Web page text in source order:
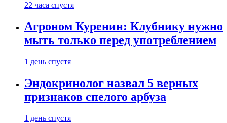
22 часа спустя
Агроном Куренин: Клубнику нужно
мыть только перед употреблением
1 день спустя
Эндокринолог назвал 5 верных
признаков спелого арбуза
1 день спустя